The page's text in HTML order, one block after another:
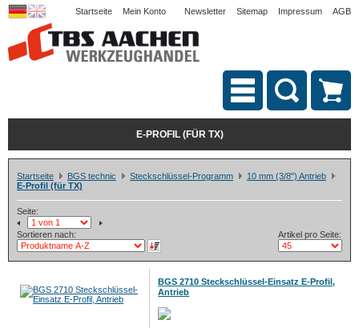
Startseite Mein Konto Newsletter Sitemap Impressum AGB
E-PROFIL (FÜR TX)
Startseite BGS technic Steckschlüssel-Programm
10 mm (3/8") Antrieb
E-Profil (für TX)
Seite:
Sortieren nach: Artikel pro Seite:
BGS 2710 Steckschlüssel-Einsatz E-Profil,
Antrieb